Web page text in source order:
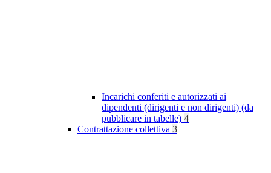
Incarichi conferiti e autorizzati ai
dipendenti (dirigenti e non dirigenti) (da
pubblicare in tabelle) 4
Contrattazione collettiva 3